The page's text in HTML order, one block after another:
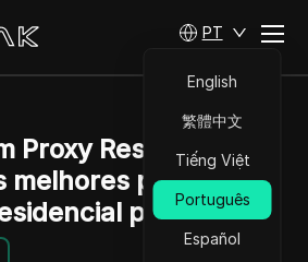
PT
English
繁體中文
Tiếng Việt
Português
Español
Proxy Residencial?
melhores provedores
para 2025